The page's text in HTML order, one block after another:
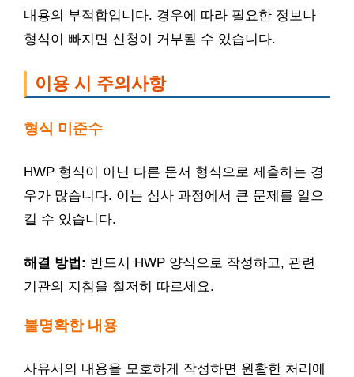
내용의 부적합입니다. 경우에 따라 필요한 정보나
형식이 빠지면 신청이 거부될 수 있습니다.
이용 시 주의사항
형식 미준수
HWP 형식이 아닌 다른 문서 형식으로 제출하는 경
우가 많습니다. 이는 심사 과정에서 큰 문제를 일으
킬 수 있습니다.
해결 방법: 반드시 HWP 양식으로 작성하고, 관련
기관의 지침을 철저히 따르세요.
불명확한 내용
사유서의 내용을 모호하게 작성하면 원활한 처리에